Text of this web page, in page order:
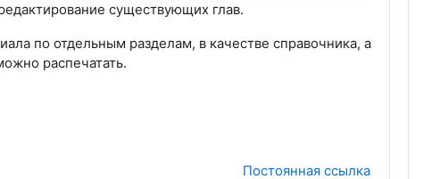
существующих глав.
по отдельным разделам, в качестве справочника, а
распечатать.
Постоянная ссылка